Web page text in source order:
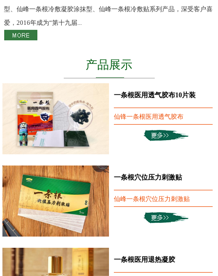
型、仙峰一条根冷敷凝胶涂抹型、仙峰一条根冷敷贴系列产品，深受客户喜
爱，2016年成为“第十九届...
产品展示
一条根医用透气胶布10片装
仙锋一条根医用透气胶布
一条根穴位压力刺激贴
仙峰一条根穴位压力刺激贴
一条根医用退热凝胶